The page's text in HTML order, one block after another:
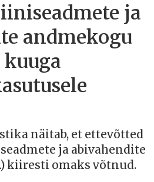
ja
andmekogu
kuuga
näitab, et ettevõtted
ja abivahendite
kiiresti omaks võtnud.